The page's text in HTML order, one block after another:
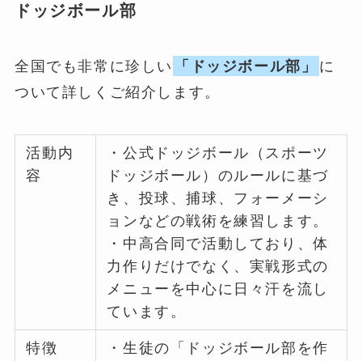
ドッジボール部
全国でも非常に珍しい 「ドッジボール部」
に
ついて詳しくご紹介します。
活動内
容
・公式ドッジボール（スポーツ
ドッジボール）のルールに基づ
き、投球、捕球、フォーメーシ
ョンなどの戦術を練習します。
・中高合同で活動しており、体
力作りだけでなく、実戦形式の
メニューを中心に日々汗を流し
ています。
特徴
・生徒の「ドッジボール部を作